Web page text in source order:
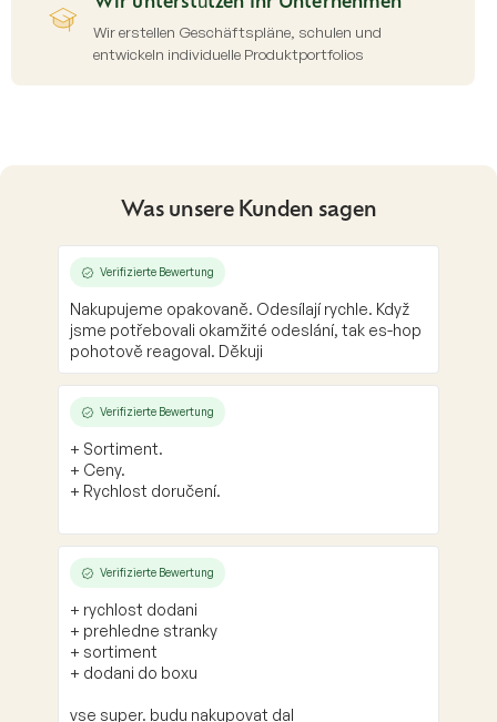
Wir erstellen Geschäftspläne, schulen und
entwickeln individuelle Produktportfolios
Was unsere Kunden sagen
Verifizierte Bewertung
Nakupujeme opakovaně. Odesílají rychle. Když
jsme potřebovali okamžité odeslání, tak es-hop
pohotově reagoval. Děkuji
Verifizierte Bewertung
+ Sortiment.
+ Ceny.
+ Rychlost doručení.
Verifizierte Bewertung
+ rychlost dodani
+ prehledne stranky
+ sortiment
+ dodani do boxu
vse super. budu nakupovat dal